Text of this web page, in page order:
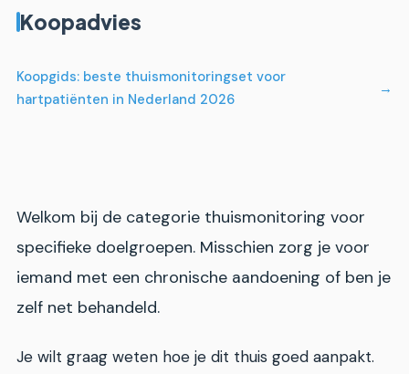
Koopadvies
Koopgids: beste thuismonitoringset voor
hartpatiënten in Nederland 2026
Welkom bij de categorie thuismonitoring voor
specifieke doelgroepen. Misschien zorg je voor
iemand met een chronische aandoening of ben je
zelf net behandeld.
Je wilt graag weten hoe je dit thuis goed aanpakt.